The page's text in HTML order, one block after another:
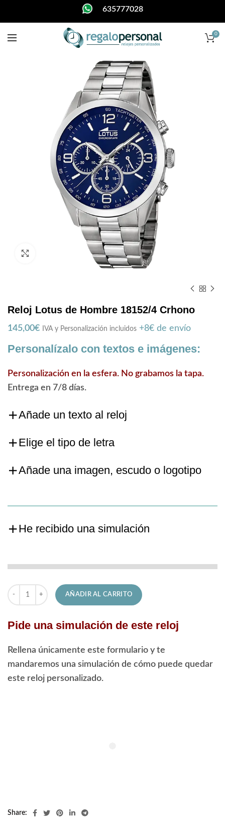
635777028
0
Reloj Lotus de Hombre 18152/4 Crhono
145,00€ IVA y Personalización incluidos +8€ de envío
Personalízalo con textos e imágenes:
Personalización en la esfera. No grabamos la tapa.
Entrega en 7/8 días.
Añade un texto al reloj
Elige el tipo de letra
Añade una imagen, escudo o logotipo
He recibido una simulación
Reloj Lotus de Hombre 18152/4 Crhono cantidad
AÑADIR AL CARRITO
Pide una simulación de este reloj
Rellena únicamente este formulario y te
mandaremos una simulación de cómo puede quedar
este reloj personalizado.
Share